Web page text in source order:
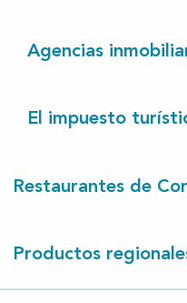
Agencias
El impuesto
Restaurantes de
Productos
Born
Vielle-Saint-Girons